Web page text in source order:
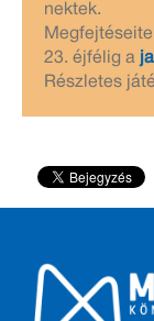
nektek.
23. éjfélig a
Részletes